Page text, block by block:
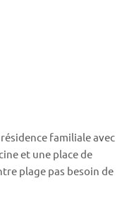
familiale avec
et une place de
plage pas besoin de